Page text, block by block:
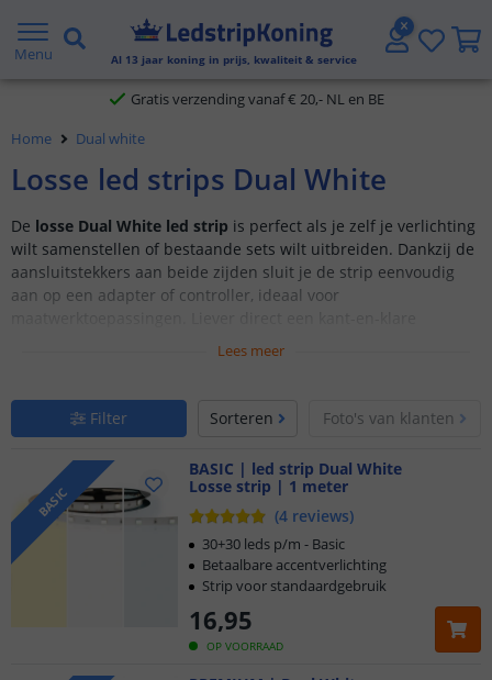
Menu Al 13 jaar koning in prijs, kwaliteit & service
Gratis verzending vanaf € 20,- NL en BE
Klantbeoordeling 9.1
Home Dual white
Losse led strips Dual White
De losse Dual White led strip is perfect als je zelf je verlichting
wilt samenstellen of bestaande sets wilt uitbreiden. Dankzij de
aansluitstekkers aan beide zijden sluit je de strip eenvoudig
aan op een adapter of controller, ideaal voor
complete Dual White led strip sets.
kleurtemperatuur
2700K (warm wit) tot 6500K (koud wit)
Zo bepaal je zelf of je kiest voor een warme, sfeervolle tint of
juist helder functioneel licht. Wil je liever een vaste wittint?
Bekijk dan ook
warm wit (2700K),helder wit (4000K)of
wit (6000K)led strips
Varianten: Basic, Premium, Prime en Pro
- betaalbare accentverlichting
- hoge, allround lichtopbrengst
- krachtige strip met de meest egale lichtlijn
Lees meer
Filter Sorteren Foto's van klanten
BASIC
BASIC | led strip Dual White
Losse strip | 1 meter
(4 reviews)
OP VOORRAAD
16,95
30+30 leds p/m - Basic
Betaalbare accentverlichting
Strip voor standaardgebruik